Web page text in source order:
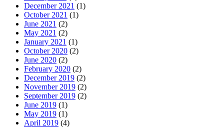
December 2021 (1)
October 2021 (1)
June 2021 (2)
May 2021 (2)
January 2021 (1)
October 2020 (2)
June 2020 (2)
February 2020 (2)
December 2019 (2)
November 2019 (2)
September 2019 (2)
June 2019 (1)
May 2019 (1)
April 2019 (4)